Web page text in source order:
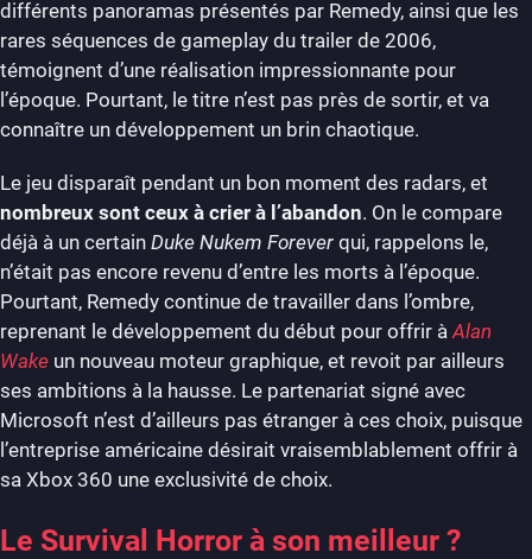
différents panoramas présentés par Remedy, ainsi que les
rares séquences de gameplay du trailer de 2006,
témoignent d’une réalisation impressionnante pour
l’époque. Pourtant, le titre n’est pas près de sortir, et va
connaître un développement un brin chaotique.
Le jeu disparaît pendant un bon moment des radars, et
nombreux sont ceux à crier à l’abandon. On le compare
déjà à un certain Duke Nukem Forever qui, rappelons le,
n’était pas encore revenu d’entre les morts à l’époque.
Pourtant, Remedy continue de travailler dans l’ombre,
reprenant le développement du début pour offrir à Alan
Wake un nouveau moteur graphique, et revoit par ailleurs
ses ambitions à la hausse. Le partenariat signé avec
Microsoft n’est d’ailleurs pas étranger à ces choix, puisque
l’entreprise américaine désirait vraisemblablement offrir à
sa Xbox 360 une exclusivité de choix.
Le Survival Horror à son meilleur ?